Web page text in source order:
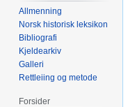
Allmenning
Norsk historisk leksikon
Bibliografi
Kjeldearkiv
Galleri
Rettleiing og metode
Forsider